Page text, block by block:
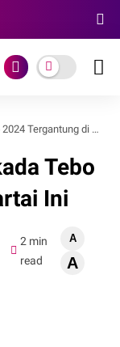
di Partai Ini
Tebo
Ini
2 min
read
A
A